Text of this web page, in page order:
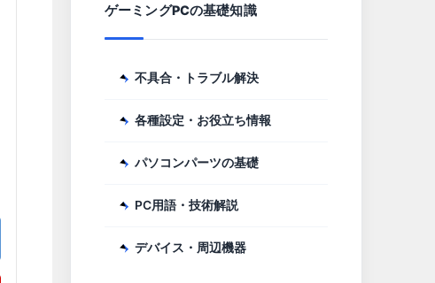
ゲーミングPCの基礎知識
不具合・トラブル解決
各種設定・お役立ち情報
パソコンパーツの基礎
PC用語・技術解説
デバイス・周辺機器